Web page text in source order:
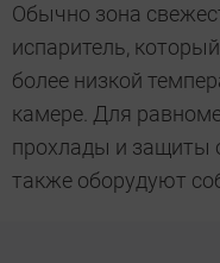
Обычно зона
испаритель,
более низкой
камере. Для
прохлады и защиты
также оборудуют